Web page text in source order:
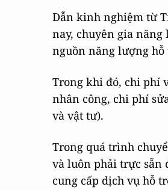
Dẫn kinh nghiệm từ
nay, chuyên gia
nguồn năng lượng hỗ
Trong khi đó, chi phí
nhân công, chi phí
và vật tư).
Trong quá trình
và luôn phải trực sẵn
cung cấp dịch vụ hỗ